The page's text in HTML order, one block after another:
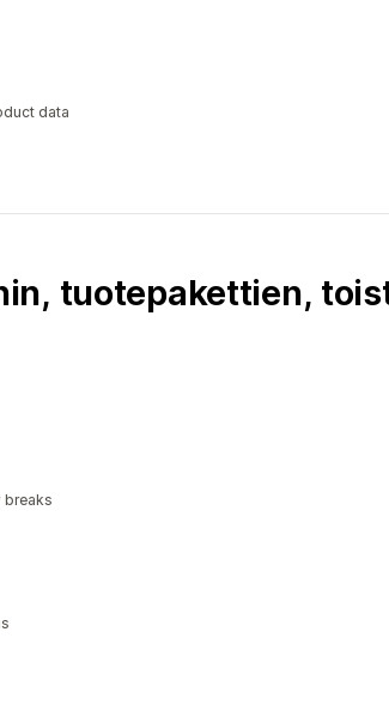
data
tuotepakettien,
breaks